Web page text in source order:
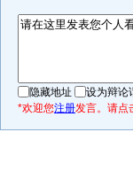
隐藏地址
设为辩论
*欢迎您注册发言。请点